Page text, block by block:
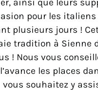
ainsi que leurs
pour les
plusieurs jours !
tradition à Sienne
! Nous vous
les places
souhaitez y